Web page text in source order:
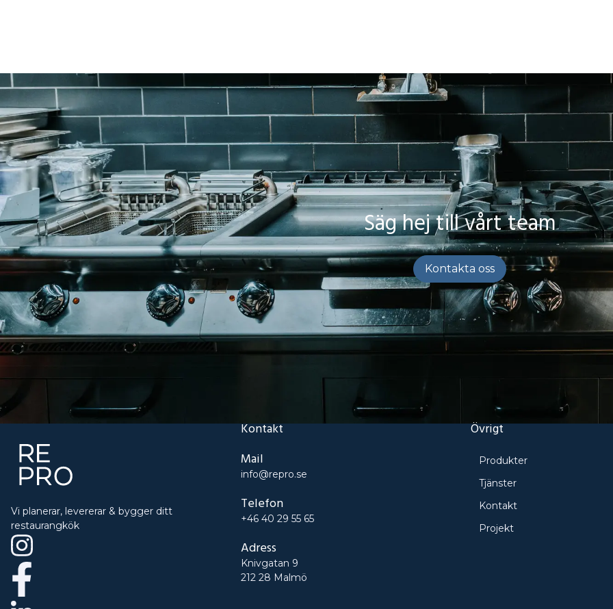
Säg hej till vårt team
Kontakta oss
Vi planerar, levererar & bygger ditt
restaurangkök
Kontakt
Mail
info@repro.se
Telefon
+46 40 29 55 65
Adress
Knivgatan 9
212 28 Malmö
Övrigt
Produkter
Tjänster
Kontakt
Projekt